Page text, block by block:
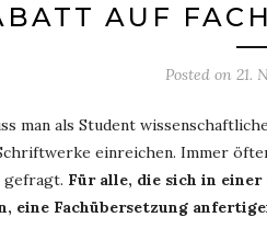
AUF
Posted on 21.
man als Student
einreichen. Immer
gefragt. Für alle, die sich in
eine Fachübersetzung